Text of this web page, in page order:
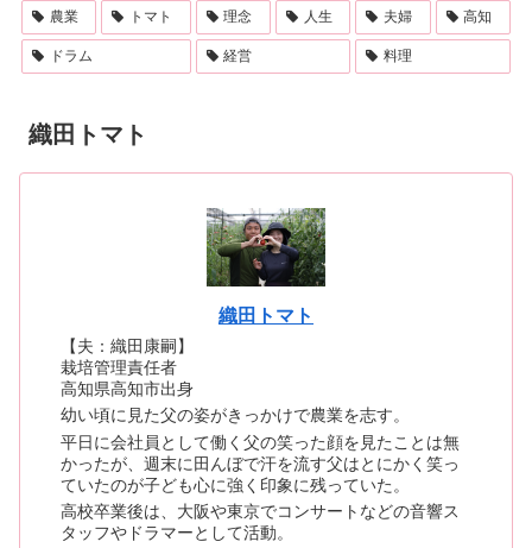
農業 トマト 理念 人生 夫婦 高知
ドラム 経営 料理
織田トマト
織田トマト
【夫：織田康嗣】
栽培管理責任者
高知県高知市出身
幼い頃に見た父の姿がきっかけで農業を志す。
平日に会社員として働く父の笑った顔を見たことは無
かったが、週末に田んぼで汗を流す父はとにかく笑っ
ていたのが子ども心に強く印象に残っていた。
高校卒業後は、大阪や東京でコンサートなどの音響ス
タッフやドラマーとして活動。